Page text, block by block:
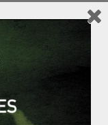
du Monde a
le 17